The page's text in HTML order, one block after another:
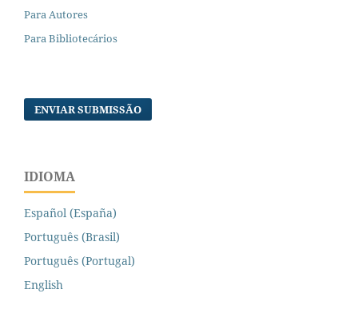
Para Autores
Para Bibliotecários
ENVIAR SUBMISSÃO
IDIOMA
Español (España)
Português (Brasil)
Português (Portugal)
English